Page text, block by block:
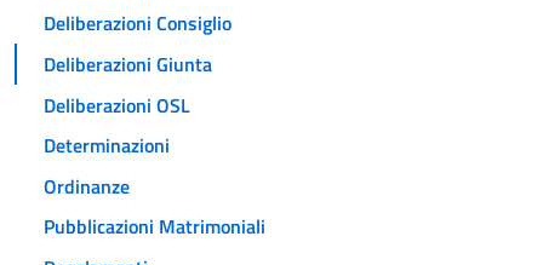
Deliberazioni Consiglio
Deliberazioni Giunta
Deliberazioni OSL
Determinazioni
Ordinanze
Pubblicazioni Matrimoniali